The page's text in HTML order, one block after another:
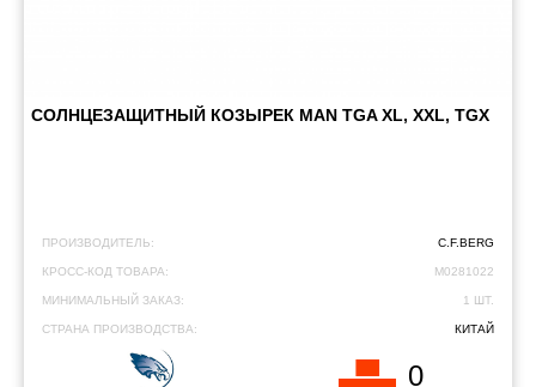
СОЛНЦЕЗАЩИТНЫЙ КОЗЫРЕК MAN TGA XL, XXL, TGX
ПРОИЗВОДИТЕЛЬ: C.F.BERG
КРОСС-КОД ТОВАРА: M0281022
МИНИМАЛЬНЫЙ ЗАКАЗ: 1 ШТ.
СТРАНА ПРОИЗВОДСТВА: КИТАЙ
0